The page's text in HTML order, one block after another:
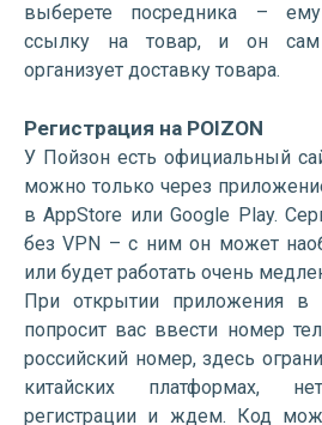
выберете посредника –
ссылку на товар, и он
организует доставку товара.
Регистрация на POIZON
У Пойзон есть официальный
можно только через
в AppStore или Google Play.
без VPN – с ним он может
или будет работать очень
При открытии приложения в
попросит вас ввести номер
российский номер, здесь
китайских платформах,
регистрации и ждем. Код